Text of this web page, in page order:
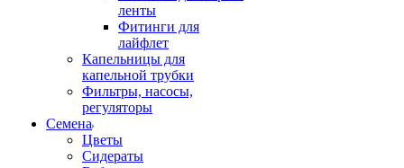
ленты
Фитинги для
лайфлет
Капельницы для
капельной трубки
Фильтры, насосы,
регуляторы
Семена
Цветы
Сидераты